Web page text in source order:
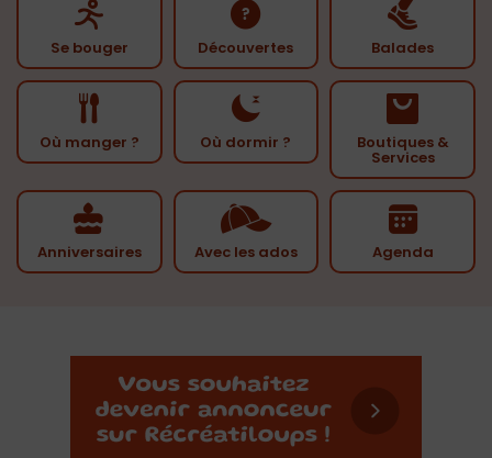
Se bouger Découvertes Balades
Où manger ? Où dormir ? Boutiques &
Services
Anniversaires Avec les ados Agenda